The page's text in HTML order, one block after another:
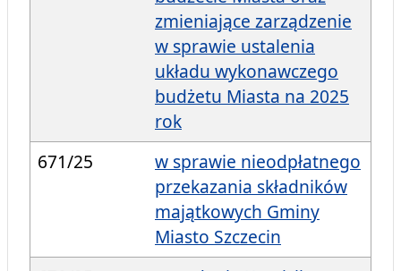
zmieniające zarządzenie
w sprawie ustalenia
układu wykonawczego
budżetu Miasta na 2025
rok
671/25
w sprawie nieodpłatnego
przekazania składników
majątkowych Gminy
Miasto Szczecin